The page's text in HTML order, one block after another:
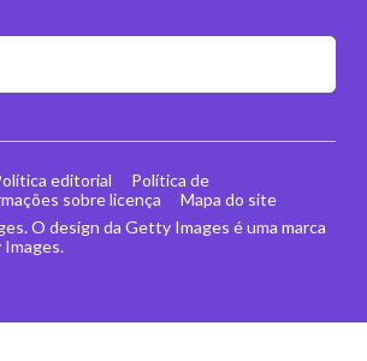
O design da Getty Images é uma marca
editorial
Política de
sobre licença Mapa do site